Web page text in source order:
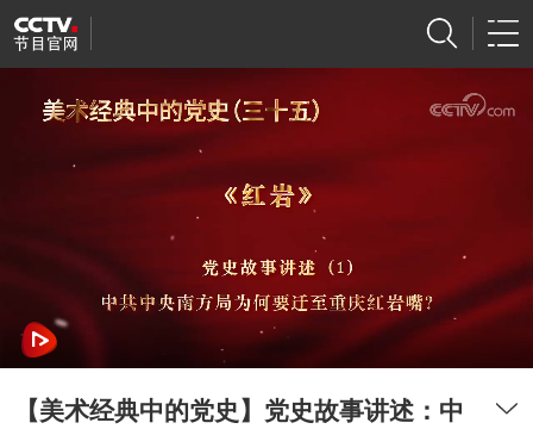
【美术经典中的党史】党史故事讲述：中